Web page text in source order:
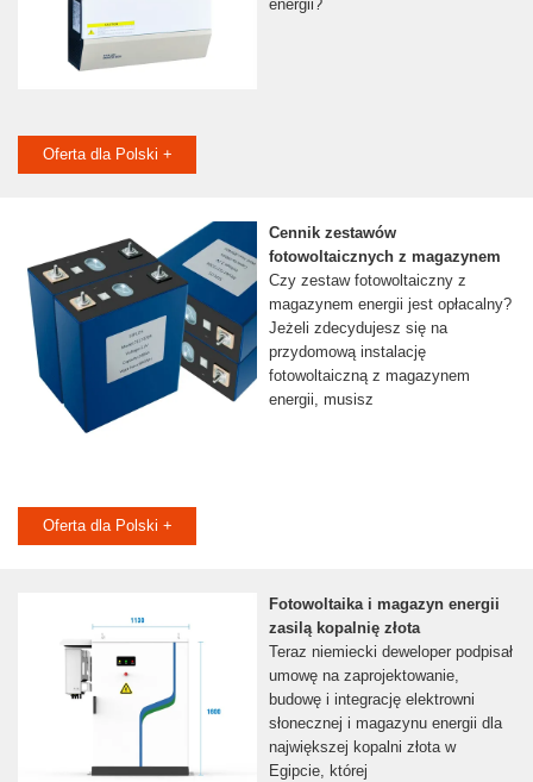
energii?
Oferta dla Polski +
Cennik zestawów
fotowoltaicznych z magazynem
Czy zestaw fotowoltaiczny z
magazynem energii jest opłacalny?
Jeżeli zdecydujesz się na
przydomową instalację
fotowoltaiczną z magazynem
energii, musisz
Oferta dla Polski +
Fotowoltaika i magazyn energii
zasilą kopalnię złota
Teraz niemiecki deweloper podpisał
umowę na zaprojektowanie,
budowę i integrację elektrowni
słonecznej i magazynu energii dla
największej kopalni złota w
Egipcie, której